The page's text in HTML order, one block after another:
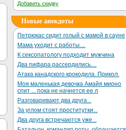
Добавить скидку
Новые анекдоты
Петрюкас сидит голый с мамой в сауне
Мама уходит с работы....
К сексопатологу подходит мужчина
Два пифара рассердились....
Атака канадского крокодила. Прикол.
Моя маленькая девочка Амайя мирно
спит ... пока не начнется ее л
Разговаривают два друга...
За углом стоят проститутки...
Два друга встречаются уже...